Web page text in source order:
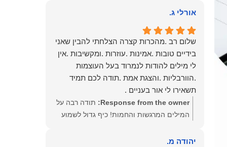
אורלי ג.
שלום רב .מהכרות קצרה הצלחתי להבין שאני
בידיים טובות .אמינות .עוזרות .ומקשיבות .אין
לי מילים להודות לנמרוד בעל העוצמות
.הוורבליות .והצגת אמת .תודה לכם תמיד
תשאירו לי אור בעניים .
Response from the owner:
תודה רבה על
המילים המרגשות והחמות! כיף גדול לשמוע
שווה את הכל. נשמח תמיד לעמוד לרשותך!
יהודה מ.